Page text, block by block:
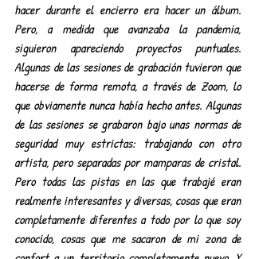
hacer durante el encierro era hacer un álbum.
Pero, a medida que avanzaba la pandemia,
siguieron apareciendo proyectos puntuales.
Algunas de las sesiones de grabación tuvieron que
hacerse de forma remota, a través de Zoom, lo
que obviamente nunca había hecho antes. Algunas
de las sesiones se grabaron bajo unas normas de
seguridad muy estrictas: trabajando con otro
artista, pero separadas por mamparas de cristal.
Pero todas las pistas en las que trabajé eran
realmente interesantes y diversas, cosas que eran
completamente diferentes a todo por lo que soy
conocido, cosas que me sacaron de mi zona de